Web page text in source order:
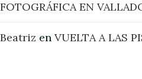
FOTOGRÁFICA EN
Beatriz en VUELTA A LAS